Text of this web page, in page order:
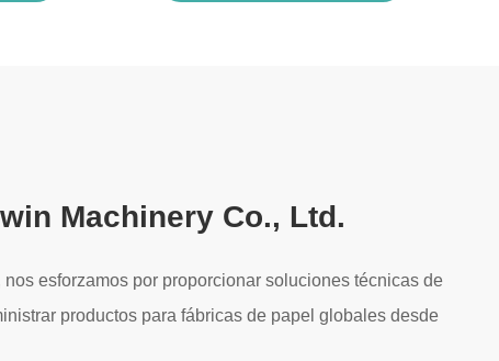
Machinery Co., Ltd.
nos esforzamos por proporcionar soluciones técnicas de
productos para fábricas de papel globales desde